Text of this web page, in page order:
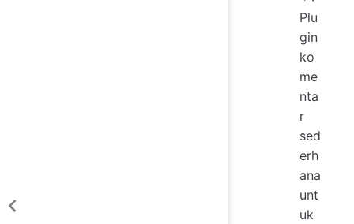
Plu
gin
ko
me
nta
r
sed
erh
ana
unt
uk